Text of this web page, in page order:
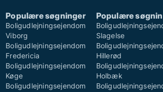
Populære søgninger
Boligudlejningsejendom
Viborg
Boligudlejningsejendom
Fredericia
Boligudlejningsejendom
Køge
Boligudlejningsejendom
Populære
Slagelse
Hillerød
Holbæk